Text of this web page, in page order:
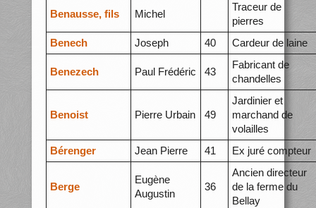
Benausse, fils Michel
Traceur de
pierres
Benech
Joseph 40 Cardeur de laine
Benezech Paul Frédéric 43
Fabricant de
chandelles
Benoist Pierre Urbain 49
Jardinier et
marchand de
volailles
Bérenger
Jean Pierre 41 Ex juré compteur
Berge
Eugène
Augustin
36
Ancien directeur
de la ferme du
Bellay